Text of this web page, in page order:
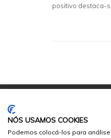
positivo destaca-
NÓS USAMOS COOKIES
Podemos colocá-los para